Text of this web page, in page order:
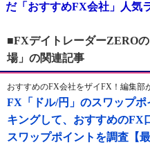
だ「おすすめFX会社」人気
■FXデイトレーダーZERO
場」の関連記事
おすすめのFX会社をザイFX！編集部
FX「ドル/円」のスワップ
キングして、おすすめのFX
スワップポイントを調査【最